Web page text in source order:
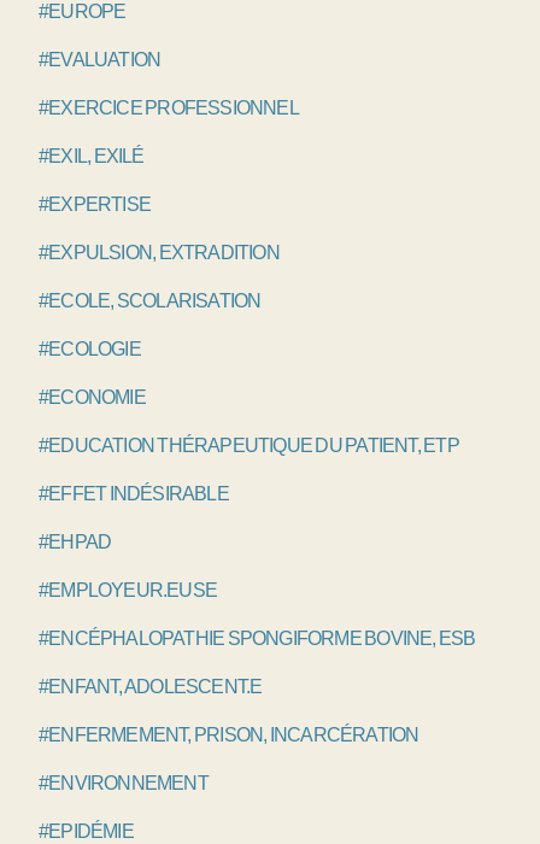
#EUROPE
#EVALUATION
#EXERCICE PROFESSIONNEL
#EXIL, EXILÉ
#EXPERTISE
#EXPULSION, EXTRADITION
#ECOLE, SCOLARISATION
#ECOLOGIE
#ECONOMIE
#EDUCATION THÉRAPEUTIQUE DU PATIENT, ETP
#EFFET INDÉSIRABLE
#EHPAD
#EMPLOYEUR.EUSE
#ENCÉPHALOPATHIE SPONGIFORME BOVINE, ESB
#ENFANT, ADOLESCENT.E
#ENFERMEMENT, PRISON, INCARCÉRATION
#ENVIRONNEMENT
#EPIDÉMIE